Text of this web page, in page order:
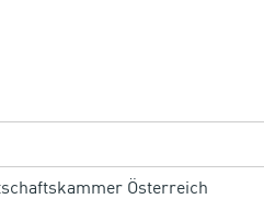
Österreich